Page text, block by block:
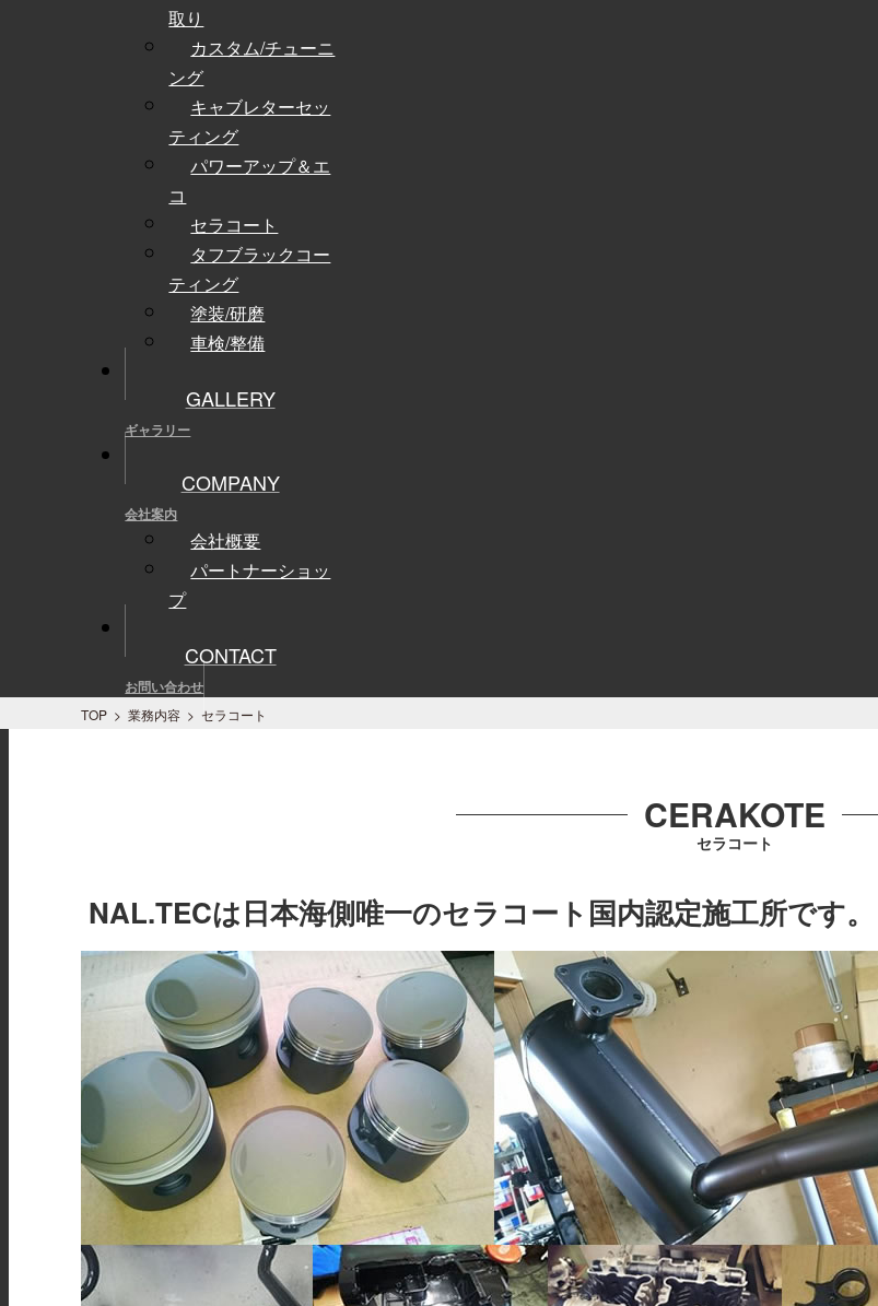
取り
カスタム/チューニ
ング
キャブレターセッ
ティング
パワーアップ＆エ
コ
セラコート
タフブラックコー
ティング
塗装/研磨
車検/整備
GALLERY
ギャラリー
COMPANY
会社案内
会社概要
パートナーショッ
プ
CONTACT
お問い合わせ
TOP > 業務内容 > セラコート
CERAKOTE
セラコート
NAL.TECは日本海側唯一のセラコート国内認定施工所です。